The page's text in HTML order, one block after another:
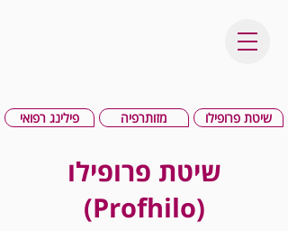
שיטת פרופילו מזותרפיה פילינג רפואי
שיטת פרופילו
(Profhilo)